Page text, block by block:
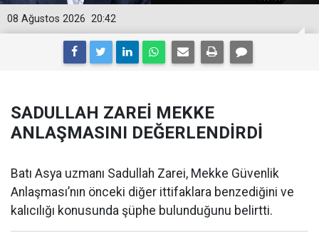
20:42
08 Ağustos 2026
SADULLAH ZAREİ MEKKE
ANLAŞMASINI DEĞERLENDİRDİ
Batı Asya uzmanı Sadullah Zarei, Mekke Güvenlik
Anlaşması’nın önceki diğer ittifaklara benzediğini ve
kalıcılığı konusunda şüphe bulunduğunu belirtti.